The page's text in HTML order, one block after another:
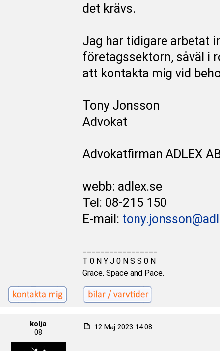
det krävs.
Jag har tidigare arbetat
företagssektorn, såväl i
att kontakta mig vid
Tony Jonsson
Advokat
Advokatfirman ADLEX
webb: adlex.se
Tel: 08-215 150
E-mail:
T 0 N Y J 0 N S S 0 N
Grace, Space and Pace.
kolja
08
12 Maj 2023 14:08